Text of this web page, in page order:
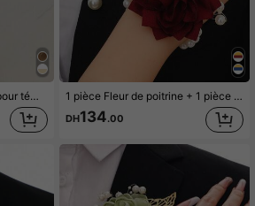
Broche de mariage beige pour témoin/demoiselle d'honneur, boutonnière élégante pour mariée & marié, corsage de poignet pour demoiselle d'honneur pour mariage, fête, été, plage, festival, anniversaire 1 pièce Fleur de poitrine + 1 pièce Ensemble de fleur de bracelet, Fleur de camélia bleu marine unisexe avec décoration de feuille d'or & perle, Corsage pour marié/garçon d'honneur/demoiselle d'honneur, Mariage, Fête, Bracelet pour port quotidien
DH134.00